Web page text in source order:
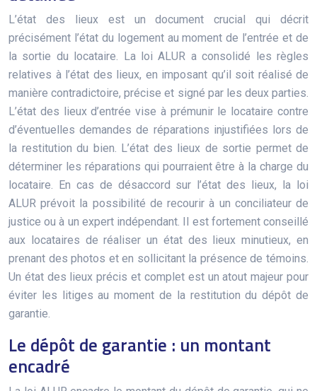
L’état des lieux est un document crucial qui décrit
précisément l’état du logement au moment de l’entrée et de
la sortie du locataire. La loi ALUR a consolidé les règles
relatives à l’état des lieux, en imposant qu’il soit réalisé de
manière contradictoire, précise et signé par les deux parties.
L’état des lieux d’entrée vise à prémunir le locataire contre
d’éventuelles demandes de réparations injustifiées lors de
la restitution du bien. L’état des lieux de sortie permet de
déterminer les réparations qui pourraient être à la charge du
locataire. En cas de désaccord sur l’état des lieux, la loi
ALUR prévoit la possibilité de recourir à un conciliateur de
justice ou à un expert indépendant. Il est fortement conseillé
aux locataires de réaliser un état des lieux minutieux, en
prenant des photos et en sollicitant la présence de témoins.
Un état des lieux précis et complet est un atout majeur pour
éviter les litiges au moment de la restitution du dépôt de
garantie.
Le dépôt de garantie : un montant
encadré